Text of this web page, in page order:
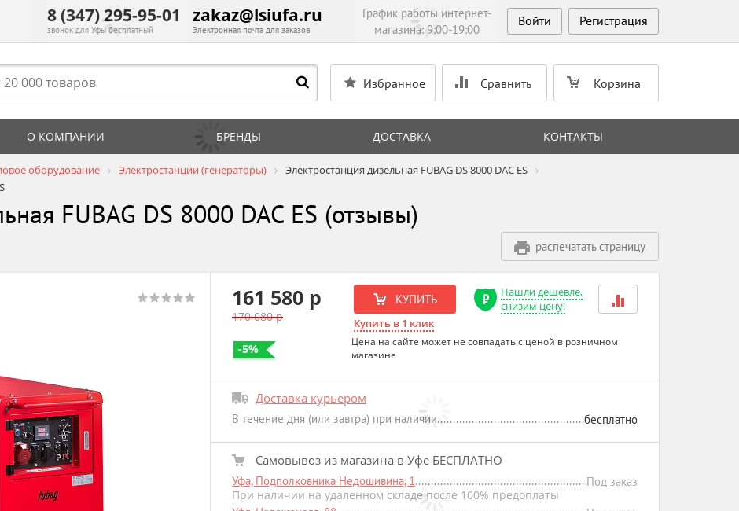
8 (347) 295-95-01
звонок для Уфы бесплатный
zakaz@lsiufa.ru
Электронная почта для заказов
График работы интернет-
магазина: 9:00-19:00
Войти Регистрация
Избранное Сравнить Корзина
О КОМПАНИИ БРЕНДЫ ДОСТАВКА КОНТАКТЫ
оборудование Электростанции (генераторы)
Электростанция дизельная FUBAG DS 8000 DAC ES
FUBAG DS 8000 DAC ES (отзывы)
распечатать страницу
161 580 р
170 080 р
КУПИТЬ
Купить в 1 клик
Нашли дешевле,
снизим цену!
-5%
Цена на сайте может не совпадать с ценой в розничном
магазине
Доставка курьером
В течение дня (или завтра) при наличии бесплатно
Самовывоз из магазина в Уфе БЕСПЛАТНО
Уфа, Подполковника Недошивина, 1
Под заказ
При наличии на удаленном складе после 100% предоплаты